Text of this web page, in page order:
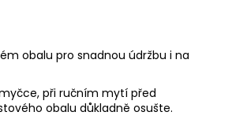
obalu pro snadnou údržbu i na
při ručním mytí před
obalu důkladně osušte.